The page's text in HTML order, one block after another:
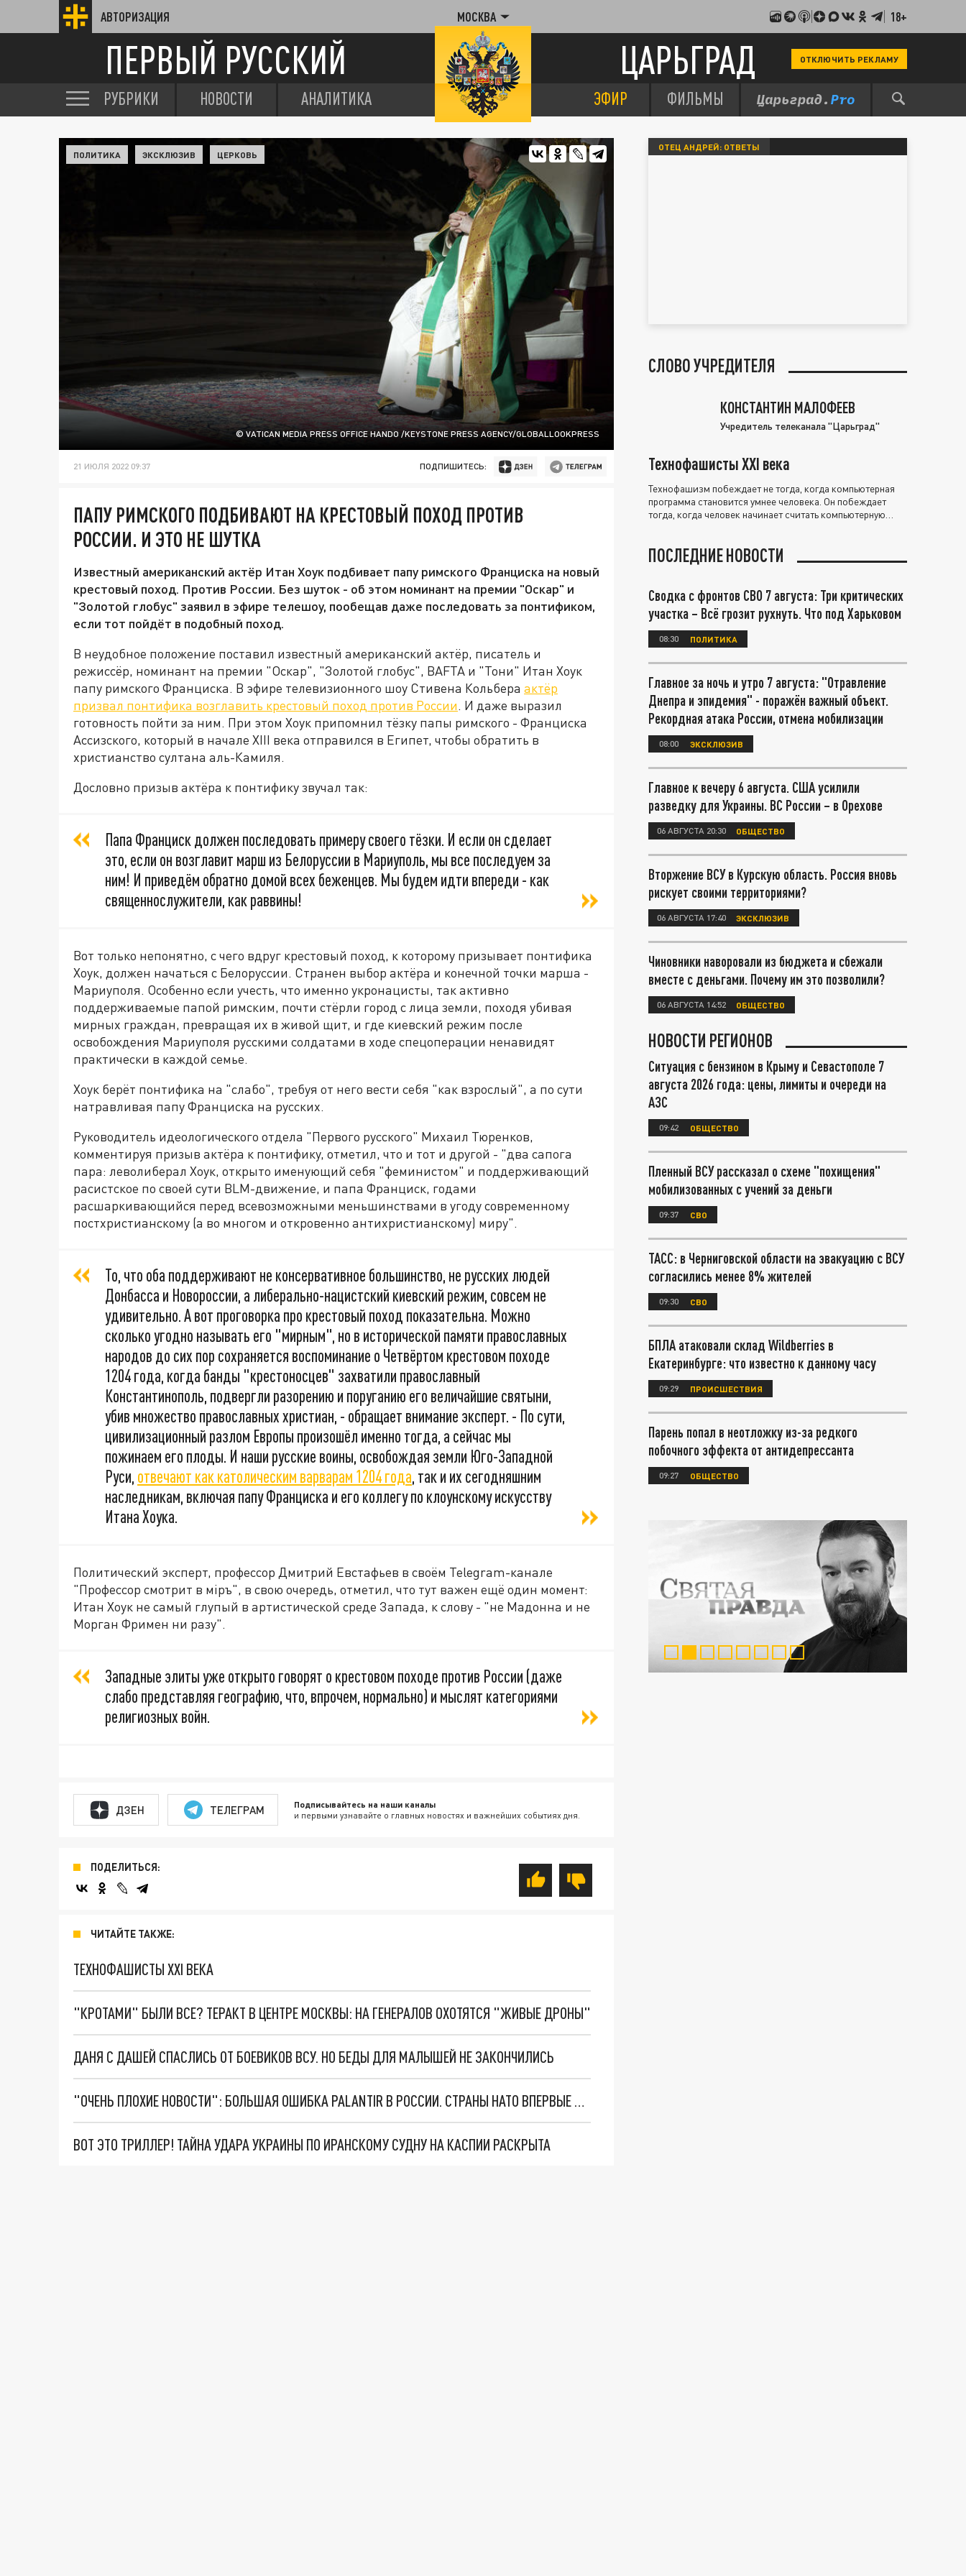
АВТОРИЗАЦИЯ МОСКВА 18+
ПЕРВЫЙ РУССКИЙ ЦАРЬГРАД ОТКЛЮЧИТЬ РЕКЛАМУ
РУБРИКИ НОВОСТИ АНАЛИТИКА ЭФИР ФИЛЬМЫ
© VATICAN MEDIA PRESS OFFICE HANDO /KEYSTONE PRESS AGENCY/GLOBALLOOKPRESS
ПОЛИТИКА ЭКСКЛЮЗИВ ЦЕРКОВЬ
21 ИЮЛЯ 2022 09:37 ПОДПИШИТЕСЬ:
ПАПУ РИМСКОГО ПОДБИВАЮТ НА КРЕСТОВЫЙ ПОХОД ПРОТИВ
РОССИИ. И ЭТО НЕ ШУТКА
Известный американский актёр Итан Хоук подбивает папу римского Франциска на новый
крестовый поход. Против России. Без шуток - об этом номинант на премии "Оскар" и
"Золотой глобус" заявил в эфире телешоу, пообещав даже последовать за понтификом,
если тот пойдёт в подобный поход.
В неудобное положение поставил известный американский актёр, писатель и
режиссёр, номинант на премии "Оскар", "Золотой глобус", BAFTA и "Тони" Итан Хоук
папу римского Франциска. В эфире телевизионного шоу Стивена Кольбера актёр
призвал понтифика возглавить крестовый поход против России. И даже выразил
готовность пойти за ним. При этом Хоук припомнил тёзку папы римского - Франциска
Ассизского, который в начале XIII века отправился в Египет, чтобы обратить в
христианство султана аль-Камиля.
Дословно призыв актёра к понтифику звучал так:
Папа Франциск должен последовать примеру своего тёзки. И если он сделает
это, если он возглавит марш из Белоруссии в Мариуполь, мы все последуем за
ним! И приведём обратно домой всех беженцев. Мы будем идти впереди - как
священнослужители, как раввины!
Вот только непонятно, с чего вдруг крестовый поход, к которому призывает понтифика
Хоук, должен начаться с Белоруссии. Странен выбор актёра и конечной точки марша -
Мариуполя. Особенно если учесть, что именно укронацисты, так активно
поддерживаемые папой римским, почти стёрли город с лица земли, походя убивая
мирных граждан, превращая их в живой щит, и где киевский режим после
освобождения Мариуполя русскими солдатами в ходе спецоперации ненавидят
практически в каждой семье.
Хоук берёт понтифика на "слабо", требуя от него вести себя "как взрослый", а по сути
натравливая папу Франциска на русских.
Руководитель идеологического отдела "Первого русского" Михаил Тюренков,
комментируя призыв актёра к понтифику, отметил, что и тот и другой - "два сапога
пара: леволиберал Хоук, открыто именующий себя "феминистом" и поддерживающий
расистское по своей сути BLM-движение, и папа Франциск, годами
расшаркивающийся перед всевозможными меньшинствами в угоду современному
постхристианскому (а во многом и откровенно антихристианскому) миру".
То, что оба поддерживают не консервативное большинство, не русских людей
Донбасса и Новороссии, а либерально-нацистский киевский режим, совсем не
удивительно. А вот проговорка про крестовый поход показательна. Можно
сколько угодно называть его "мирным", но в исторической памяти православных
народов до сих пор сохраняется воспоминание о Четвёртом крестовом походе
1204 года, когда банды "крестоносцев" захватили православный
Константинополь, подвергли разорению и поруганию его величайшие святыни,
убив множество православных христиан, - обращает внимание эксперт. - По сути,
цивилизационный разлом Европы произошёл именно тогда, а сейчас мы
пожинаем его плоды. И наши русские воины, освобождая земли Юго-Западной
Руси, отвечают как католическим варварам 1204 года, так и их сегодняшним
наследникам, включая папу Франциска и его коллегу по клоунскому искусству
Итана Хоука.
Политический эксперт, профессор Дмитрий Евстафьев в своём Telegram-канале
"Профессор смотрит в мiръ", в свою очередь, отметил, что тут важен ещё один момент:
Итан Хоук не самый глупый в артистической среде Запада, к слову - "не Мадонна и не
Морган Фримен ни разу".
Западные элиты уже открыто говорят о крестовом походе против России (даже
слабо представляя географию, что, впрочем, нормально) и мыслят категориями
религиозных войн.
ДЗЕН ТЕЛЕГРАМ Подписывайтесь на наши каналы
и первыми узнавайте о главных новостях и важнейших событиях дня.
ПОДЕЛИТЬСЯ:
ЧИТАЙТЕ ТАКЖЕ:
ТЕХНОФАШИСТЫ XXI ВЕКА
"КРОТАМИ" БЫЛИ ВСЕ? ТЕРАКТ В ЦЕНТРЕ МОСКВЫ: НА ГЕНЕРАЛОВ ОХОТЯТСЯ "ЖИВЫЕ ДРОНЫ"
ДАНЯ С ДАШЕЙ СПАСЛИСЬ ОТ БОЕВИКОВ ВСУ. НО БЕДЫ ДЛЯ МАЛЫШЕЙ НЕ ЗАКОНЧИЛИСЬ
"ОЧЕНЬ ПЛОХИЕ НОВОСТИ": БОЛЬШАЯ ОШИБКА PALANTIR В РОССИИ. СТРАНЫ НАТО ВПЕРВЫЕ ЗА СВО ОСТАНОВИЛИ ПОСТАВКИ ОРУЖИЯ. ВСУ ТЕРЯЮТ ПРИГРАНИЧЬЕ?
ВОТ ЭТО ТРИЛЛЕР! ТАЙНА УДАРА УКРАИНЫ ПО ИРАНСКОМУ СУДНУ НА КАСПИИ РАСКРЫТА
ОТЕЦ АНДРЕЙ: ОТВЕТЫ
СЛОВО УЧРЕДИТЕЛЯ
КОНСТАНТИН МАЛОФЕЕВ
Учредитель телеканала "Царьград"
Технофашисты XXI века
Технофашизм побеждает не тогда, когда компьютерная
программа становится умнее человека. Он побеждает
тогда, когда человек начинает считать компьютерную
ПОСЛЕДНИЕ НОВОСТИ
Сводка с фронтов СВО 7 августа: Три критических
участка – Всё грозит рухнуть. Что под Харьковом
08:30 ПОЛИТИКА
Главное за ночь и утро 7 августа: "Отравление
Днепра и эпидемия" - поражён важный объект.
Рекордная атака России, отмена мобилизации
08:00 ЭКСКЛЮЗИВ
Главное к вечеру 6 августа. США усилили
разведку для Украины. ВС России – в Орехове
06 АВГУСТА 20:30 ОБЩЕСТВО
Вторжение ВСУ в Курскую область. Россия вновь
рискует своими территориями?
06 АВГУСТА 17:40 ЭКСКЛЮЗИВ
Чиновники наворовали из бюджета и сбежали
вместе с деньгами. Почему им это позволили?
06 АВГУСТА 14:52 ОБЩЕСТВО
НОВОСТИ РЕГИОНОВ
Ситуация с бензином в Крыму и Севастополе 7
августа 2026 года: цены, лимиты и очереди на
АЗС
09:42 ОБЩЕСТВО
Пленный ВСУ рассказал о схеме "похищения"
мобилизованных с учений за деньги
09:37 СВО
ТАСС: в Черниговской области на эвакуацию с ВСУ
согласились менее 8% жителей
09:30 СВО
БПЛА атаковали склад Wildberries в
Екатеринбурге: что известно к данному часу
09:29 ПРОИСШЕСТВИЯ
Парень попал в неотложку из-за редкого
побочного эффекта от антидепрессанта
09:27 ОБЩЕСТВО